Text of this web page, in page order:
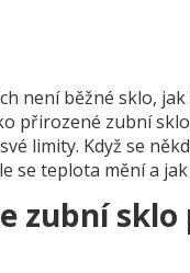
není běžné sklo,
přirozené zubní
limity. Když se
se teplota mění a
zubní